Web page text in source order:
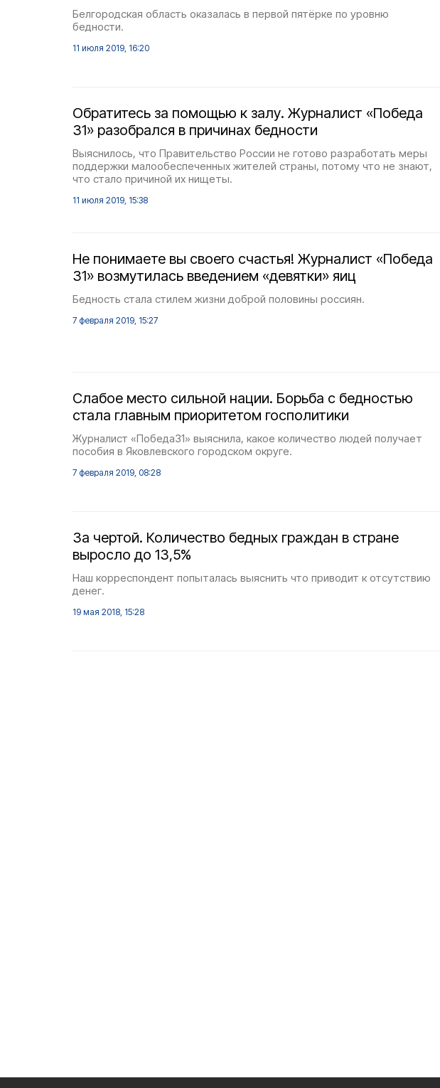
Белгородская область оказалась в первой пятёрке по уровню
бедности.
11 июля 2019, 16:20
Обратитесь за помощью к залу. Журналист «Победа
31» разобрался в причинах бедности
Выяснилось, что Правительство России не готово разработать меры
поддержки малообеспеченных жителей страны, потому что не знают,
что стало причиной их нищеты.
11 июля 2019, 15:38
Не понимаете вы своего счастья! Журналист «Победа
31» возмутилась введением «девятки» яиц
Бедность стала стилем жизни доброй половины россиян.
7 февраля 2019, 15:27
Слабое место сильной нации. Борьба с бедностью
стала главным приоритетом госполитики
Журналист «Победа31» выяснила, какое количество людей получает
пособия в Яковлевского городском округе.
7 февраля 2019, 08:28
За чертой. Количество бедных граждан в стране
выросло до 13,5%
Наш корреспондент попыталась выяснить что приводит к отсутствию
денег.
19 мая 2018, 15:28